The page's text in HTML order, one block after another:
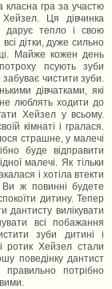
класна гра за участю
Ця дівчинка
дарує тепло і свою
дітки, дуже сильно
Майже кожен день
псують зуби
чистити зуби.
дівчатками, які
люблять ходити до
Хейзел у всьому.
кімнаті і гралася.
страшне, у малечі
буде відправити
малечі. Як тільки
і хотіла втекти
Ви ж повинні будете
дитину. Тепер
вилікувати
всі побажання
зуби дитині і
ротик Хейзел стали
поведінку дантист
потрібно